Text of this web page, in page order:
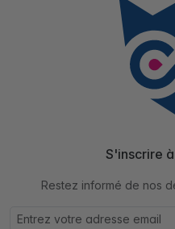
S'inscrire
Restez informé de nos